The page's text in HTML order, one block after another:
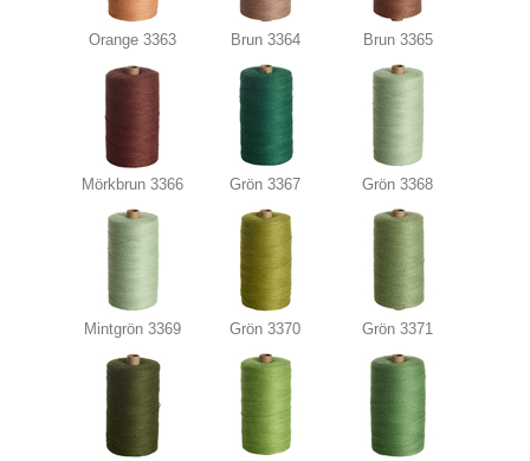
Orange 3363 Brun 3364 Brun 3365
Mörkbrun 3366 Grön 3367 Grön 3368
Mintgrön 3369 Grön 3370 Grön 3371